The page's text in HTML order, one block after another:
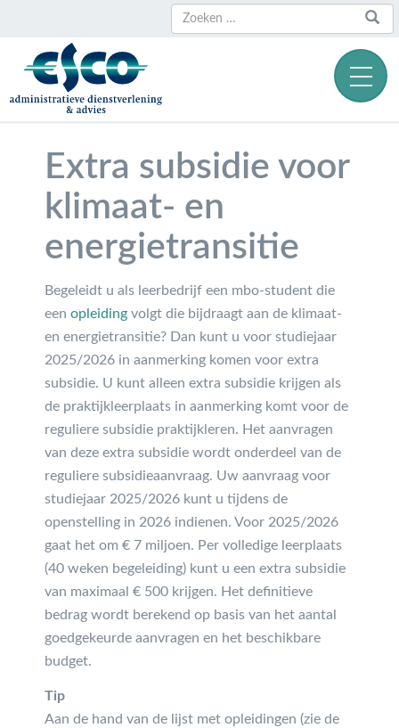
Zoeken
Zoeken
naar:
Extra subsidie voor
klimaat- en
energietransitie
Begeleidt u als leerbedrijf een mbo-student die
een opleiding volgt die bijdraagt aan de klimaat-
en energietransitie? Dan kunt u voor studiejaar
2025/2026 in aanmerking komen voor extra
subsidie. U kunt alleen extra subsidie krijgen als
de praktijkleerplaats in aanmerking komt voor de
reguliere subsidie praktijkleren. Het aanvragen
van deze extra subsidie wordt onderdeel van de
reguliere subsidieaanvraag. Uw aanvraag voor
studiejaar 2025/2026 kunt u tijdens de
openstelling in 2026 indienen. Voor 2025/2026
gaat het om € 7 miljoen. Per volledige leerplaats
(40 weken begeleiding) kunt u een extra subsidie
van maximaal € 500 krijgen. Het definitieve
bedrag wordt berekend op basis van het aantal
goedgekeurde aanvragen en het beschikbare
budget.
Tip
Aan de hand van de lijst met opleidingen (zie de